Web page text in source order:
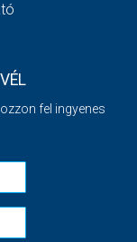
fel ingyenes